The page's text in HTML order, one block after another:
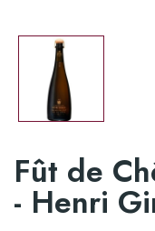
Fût de
- Henri